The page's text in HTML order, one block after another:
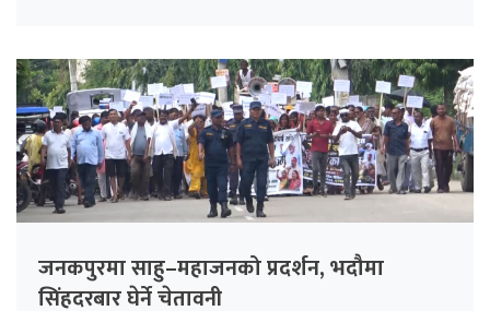
जनकपुरमा साहु–महाजनको प्रदर्शन, भदौमा
सिंहदरबार घेर्ने चेतावनी